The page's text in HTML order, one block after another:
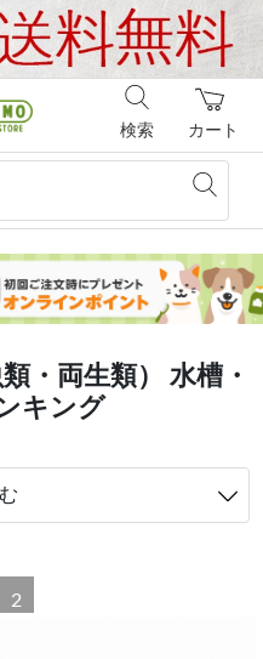
カート
検索
・両生類） 水槽・
キング
2